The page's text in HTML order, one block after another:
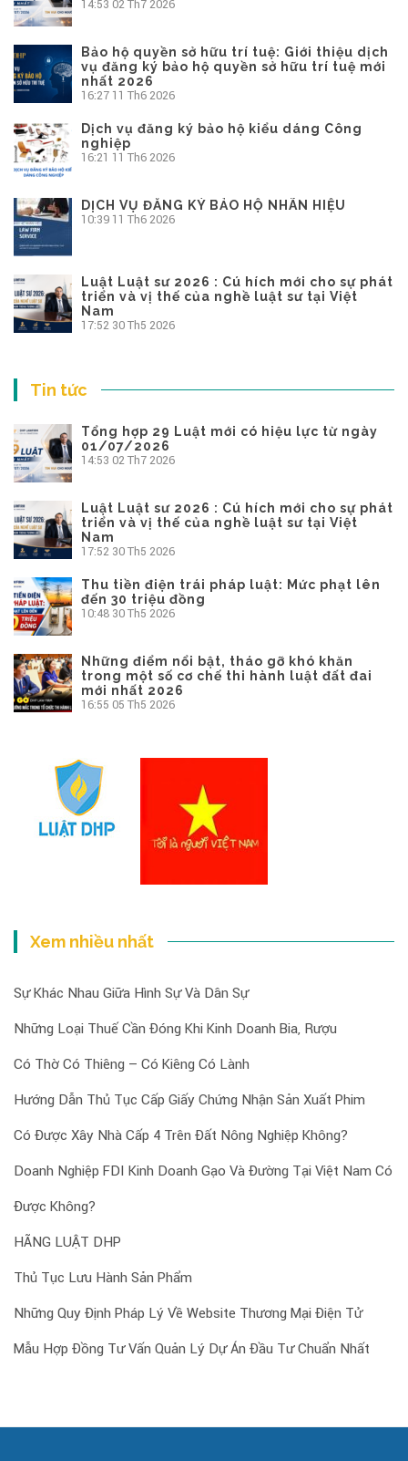
14:53 02 Th7 2026
Bảo hộ quyền sở hữu trí tuệ: Giới thiệu dịch
vụ đăng ký bảo hộ quyền sở hữu trí tuệ mới
nhất 2026
16:27 11 Th6 2026
Dịch vụ đăng ký bảo hộ kiểu dáng Công
nghiệp
16:21 11 Th6 2026
DỊCH VỤ ĐĂNG KÝ BẢO HỘ NHÃN HIỆU
10:39 11 Th6 2026
Luật Luật sư 2026 : Cú hích mới cho sự phát
triển và vị thế của nghề luật sư tại Việt
Nam
17:52 30 Th5 2026
Tin tức
Tổng hợp 29 Luật mới có hiệu lực từ ngày
01/07/2026
14:53 02 Th7 2026
Luật Luật sư 2026 : Cú hích mới cho sự phát
triển và vị thế của nghề luật sư tại Việt
Nam
17:52 30 Th5 2026
Thu tiền điện trái pháp luật: Mức phạt lên
đến 30 triệu đồng
10:48 30 Th5 2026
Những điểm nổi bật, tháo gỡ khó khăn
trong một số cơ chế thi hành luật đất đai
mới nhất 2026
16:55 05 Th5 2026
Xem nhiều nhất
Sự Khác Nhau Giữa Hình Sự Và Dân Sự
Những Loại Thuế Cần Đóng Khi Kinh Doanh Bia, Rượu
Có Thờ Có Thiêng – Có Kiêng Có Lành
Hướng Dẫn Thủ Tục Cấp Giấy Chứng Nhận Sản Xuất Phim
Có Được Xây Nhà Cấp 4 Trên Đất Nông Nghiệp Không?
Doanh Nghiệp FDI Kinh Doanh Gạo Và Đường Tại Việt Nam Có
Được Không?
HÃNG LUẬT DHP
Thủ Tục Lưu Hành Sản Phẩm
Những Quy Định Pháp Lý Về Website Thương Mại Điện Tử
Mẫu Hợp Đồng Tư Vấn Quản Lý Dự Án Đầu Tư Chuẩn Nhất